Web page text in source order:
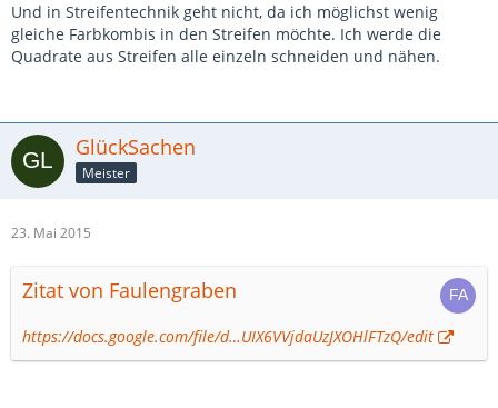
Und in Streifentechnik geht nicht, da ich möglichst wenig
gleiche Farbkombis in den Streifen möchte. Ich werde die
Quadrate aus Streifen alle einzeln schneiden und nähen.
GlückSachen
Meister
23. Mai 2015
Zitat von Faulengraben
https://docs.google.com/file/d…UIX6VVjdaUzJXOHlFTzQ/edit